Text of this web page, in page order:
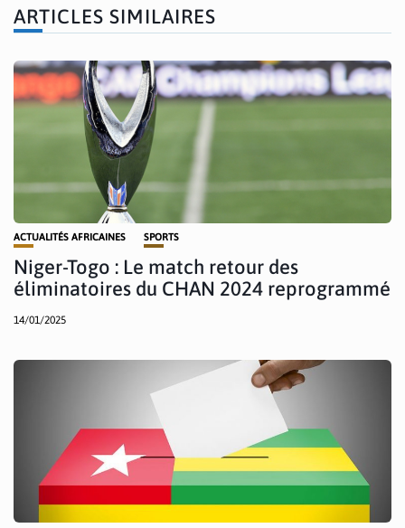
ARTICLES SIMILAIRES
ACTUALITÉS AFRICAINES SPORTS
Niger-Togo : Le match retour des
éliminatoires du CHAN 2024 reprogrammé
14/01/2025